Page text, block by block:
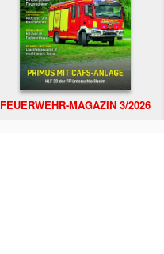
FEUERWEHR-MAGAZIN 3/2026